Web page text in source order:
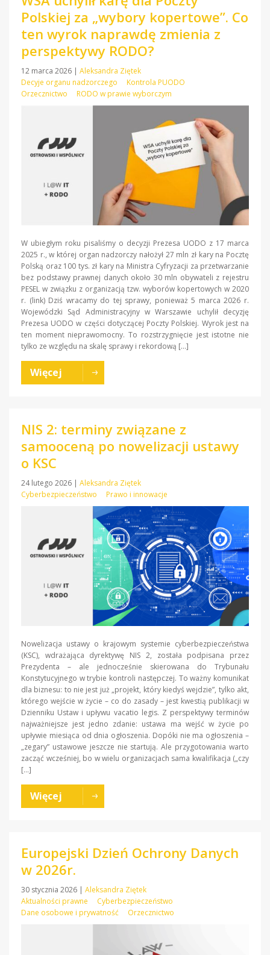
Polskiej za „wybory kopertowe”. Co
ten wyrok naprawdę zmienia z
perspektywy RODO?
12 marca 2026 | Aleksandra Ziętek
Decyje organu nadzorczego
Kontrola PUODO
Orzecznictwo
RODO w prawie wyborczym
W ubiegłym roku pisaliśmy o decyzji Prezesa UODO z 17 marca
2025 r., w której organ nadzorczy nałożył 27 mln zł kary na Pocztę
Polską oraz 100 tys. zł kary na Ministra Cyfryzacji za przetwarzanie
bez podstawy prawnej danych około 30 mln obywateli z rejestru
PESEL w związku z organizacją tzw. wyborów kopertowych w 2020
r. (link) Dziś wracamy do tej sprawy, ponieważ 5 marca 2026 r.
Wojewódzki Sąd Administracyjny w Warszawie uchylił decyzję
Prezesa UODO w części dotyczącej Poczty Polskiej. Wyrok jest na
ten moment nieprawomocny. To rozstrzygnięcie jest istotne nie
tylko ze względu na skalę sprawy i rekordową […]
Więcej
NIS 2: terminy związane z
samooceną po nowelizacji ustawy
o KSC
24 lutego 2026 | Aleksandra Ziętek
Cyberbezpieczeństwo
Prawo i innowacje
Nowelizacja ustawy o krajowym systemie cyberbezpieczeństwa
(KSC), wdrażająca dyrektywę NIS 2, została podpisana przez
Prezydenta – ale jednocześnie skierowana do Trybunału
Konstytucyjnego w trybie kontroli następczej. To ważny komunikat
dla biznesu: to nie jest już „projekt, który kiedyś wejdzie”, tylko akt,
którego wejście w życie – co do zasady – jest kwestią publikacji w
Dzienniku Ustaw i upływu vacatio legis. Z perspektywy terminów
najważniejsze jest jedno zdanie: ustawa ma wejść w życie po
upływie miesiąca od dnia ogłoszenia. Dopóki nie ma ogłoszenia –
„zegary” ustawowe jeszcze nie startują. Ale przygotowania warto
zacząć wcześniej, bo w wielu organizacjach sama kwalifikacja („czy
[…]
Więcej
Europejski Dzień Ochrony Danych
w 2026r.
30 stycznia 2026 | Aleksandra Ziętek
Aktualności prawne
Cyberbezpieczeństwo
Dane osobowe i prywatność
Orzecznictwo